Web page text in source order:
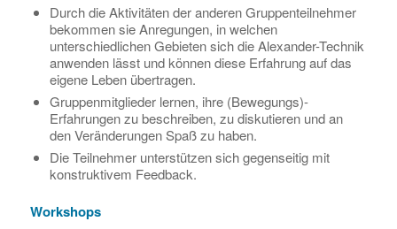
Durch die Aktivitäten der anderen Gruppenteilnehmer
bekommen sie Anregungen, in welchen
unterschiedlichen Gebieten sich die Alexander-Technik
anwenden lässt und können diese Erfahrung auf das
eigene Leben übertragen.
Gruppenmitglieder lernen, ihre (Bewegungs)-
Erfahrungen zu beschreiben, zu diskutieren und an
den Veränderungen Spaß zu haben.
Die Teilnehmer unterstützen sich gegenseitig mit
konstruktivem Feedback.
Workshops